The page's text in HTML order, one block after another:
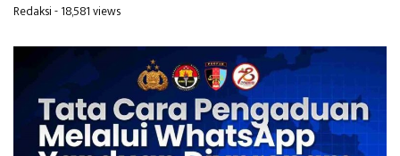
Redaksi- 18,581 views